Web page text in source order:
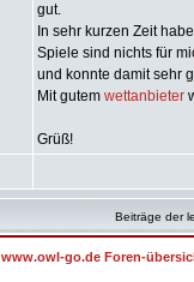
gut.
In sehr kurzen Zeit
Spiele sind nichts für
und konnte damit sehr
Mit gutem wettanbieter
Grüß!
Beiträge der
www.owl-go.de Foren-